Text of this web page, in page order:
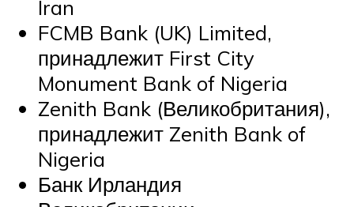
Iran
FCMB Bank (UK) Limited,
принадлежит First City
Monument Bank of Nigeria
Zenith Bank (Великобритания),
принадлежит Zenith Bank of
Nigeria
Банк Ирландия